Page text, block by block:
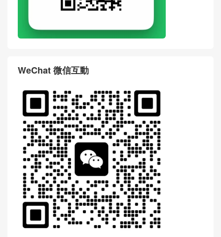
WeChat 微信互動